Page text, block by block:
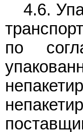
4.6.
по